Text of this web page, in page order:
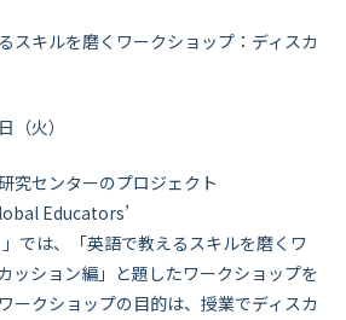
スキルを磨くワークショップ：ディスカ
火）
究センターのプロジェクト
Educators’
では、「英語で教えるスキルを磨くワ
ッション編」と題したワークショップを
ークショップの目的は、授業でディスカ